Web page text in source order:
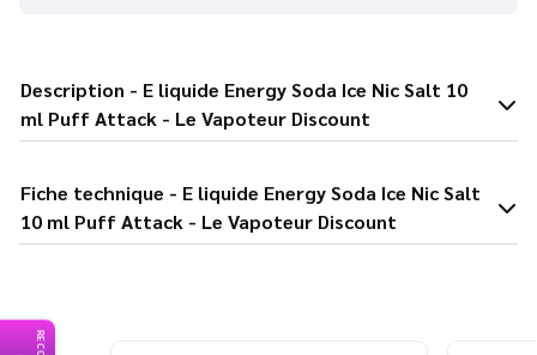
Description - E liquide Energy Soda Ice Nic Salt 10
ml Puff Attack - Le Vapoteur Discount
Fiche technique - E liquide Energy Soda Ice Nic Salt
10 ml Puff Attack - Le Vapoteur Discount